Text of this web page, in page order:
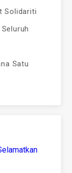
Solidariti
Satu